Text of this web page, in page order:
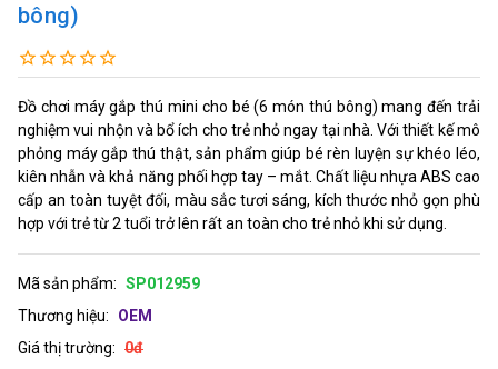
bông)
Đồ chơi máy gắp thú mini cho bé (6 món thú bông) mang đến trải
nghiệm vui nhộn và bổ ích cho trẻ nhỏ ngay tại nhà. Với thiết kế mô
phỏng máy gắp thú thật, sản phẩm giúp bé rèn luyện sự khéo léo,
kiên nhẫn và khả năng phối hợp tay – mắt. Chất liệu nhựa ABS cao
cấp an toàn tuyệt đối, màu sắc tươi sáng, kích thước nhỏ gọn phù
hợp với trẻ từ 2 tuổi trở lên rất an toàn cho trẻ nhỏ khi sử dụng.
Mã sản phẩm: SP012959
Thương hiệu:
OEM
Giá thị trường: 0đ